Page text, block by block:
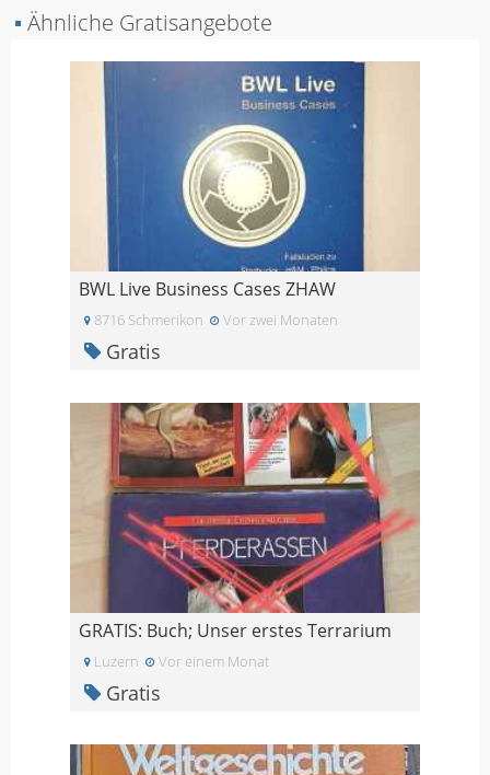
▪ Ähnliche Gratisangebote
BWL Live Business Cases ZHAW
8716 Schmerikon Vor zwei Monaten
Gratis
GRATIS: Buch; Unser erstes Terrarium
Luzern Vor einem Monat
Gratis